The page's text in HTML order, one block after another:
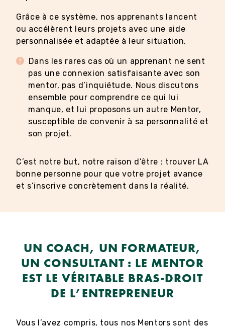
Grâce à ce système, nos apprenants lancent
ou accélèrent leurs projets avec une aide
personnalisée et adaptée à leur situation.
Dans les rares cas où un apprenant ne sent
pas une connexion satisfaisante avec son
mentor, pas d’inquiétude. Nous discutons
ensemble pour comprendre ce qui lui
manque, et lui proposons un autre Mentor,
susceptible de convenir à sa personnalité et
son projet.
C’est notre but, notre raison d’être : trouver LA
bonne personne pour que votre projet avance
et s’inscrive concrètement dans la réalité.
UN COACH, UN FORMATEUR,
UN CONSULTANT : LE MENTOR
EST LE VÉRITABLE BRAS-DROIT
DE L’ENTREPRENEUR
Vous l’avez compris, tous nos Mentors sont des